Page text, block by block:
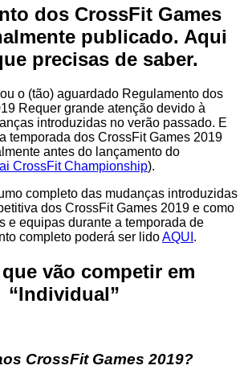
dos CrossFit Games
publicado. Aqui
precisas de saber.
o (tão) aguardado Regulamento dos
Requer grande atenção devido à
introduzidas no verão passado. E
temporada dos CrossFit Games 2019
antes do lançamento do
CrossFit Championship).
completo das mudanças introduzidas
dos CrossFit Games 2019 e como
e equipas durante a temporada de
completo poderá ser lidoAQUI .
vão competir em
“Individual”
CrossFit Games 2019?